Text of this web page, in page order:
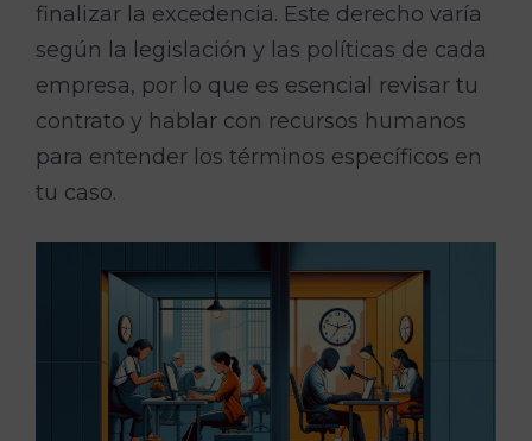
finalizar la excedencia. Este derecho varía
según la legislación y las políticas de cada
empresa, por lo que es esencial revisar tu
contrato y hablar con recursos humanos
para entender los términos específicos en
tu caso.